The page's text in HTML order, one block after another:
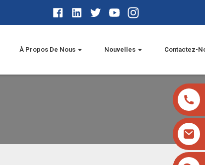
À Propos De Nous Nouvelles Contactez-